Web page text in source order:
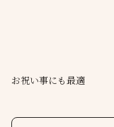
お祝い事にも最適